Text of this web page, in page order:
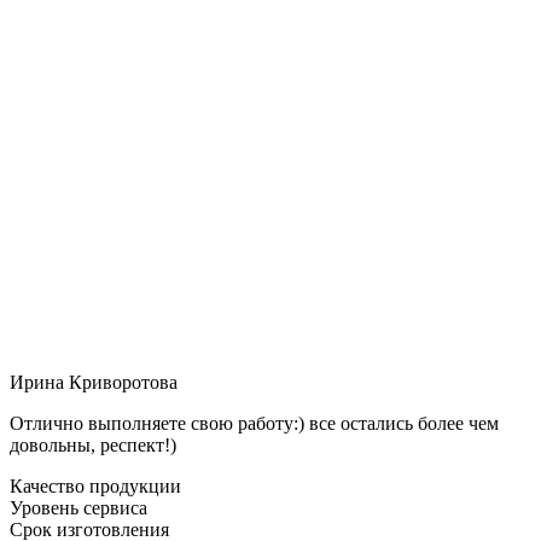
Ирина Криворотова
Отлично выполняете свою работу:) все остались более чем
довольны, респект!)
Качество продукции
Уровень сервиса
Срок изготовления